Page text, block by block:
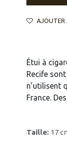
AJOUTER
Étui à
Recife
n’utilisent
France.
Taille: 17